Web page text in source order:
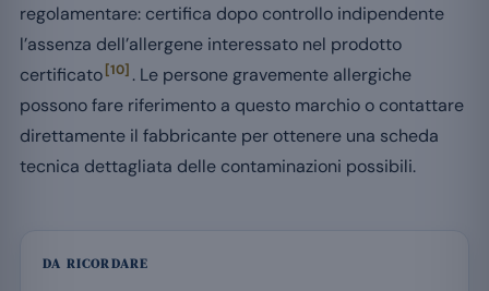
regolamentare: certifica dopo controllo indipendente
l’assenza dell’allergene interessato nel prodotto
certificato[10] . Le persone gravemente allergiche
possono fare riferimento a questo marchio o contattare
direttamente il fabbricante per ottenere una scheda
tecnica dettagliata delle contaminazioni possibili.
DA RICORDARE